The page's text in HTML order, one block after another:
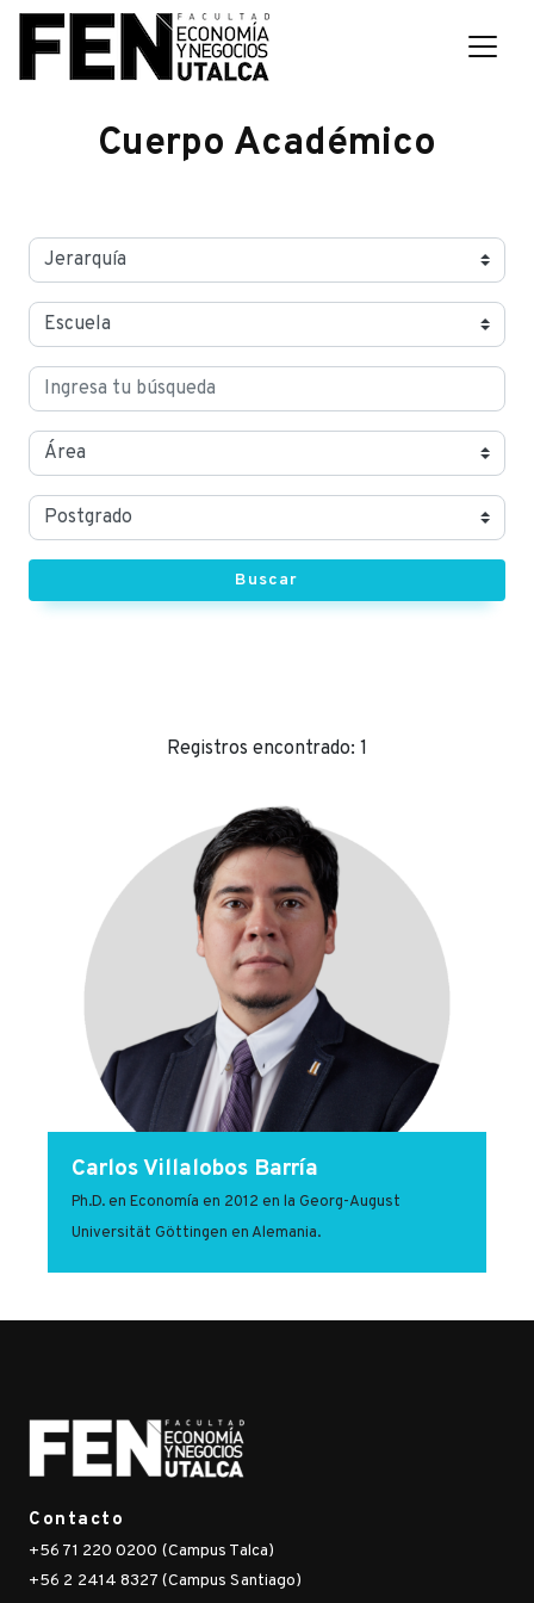
Cuerpo Académico
Jerarquías
Escuelas
Buscar
Área
Postgrados
Buscar
Registros encontrado: 1
Carlos Villalobos Barría
Ph.D. en Economía en 2012 en la Georg-August
Universität Göttingen en Alemania.
Contacto
+56 71 220 0200 (Campus Talca)
+56 2 2414 8327 (Campus Santiago)